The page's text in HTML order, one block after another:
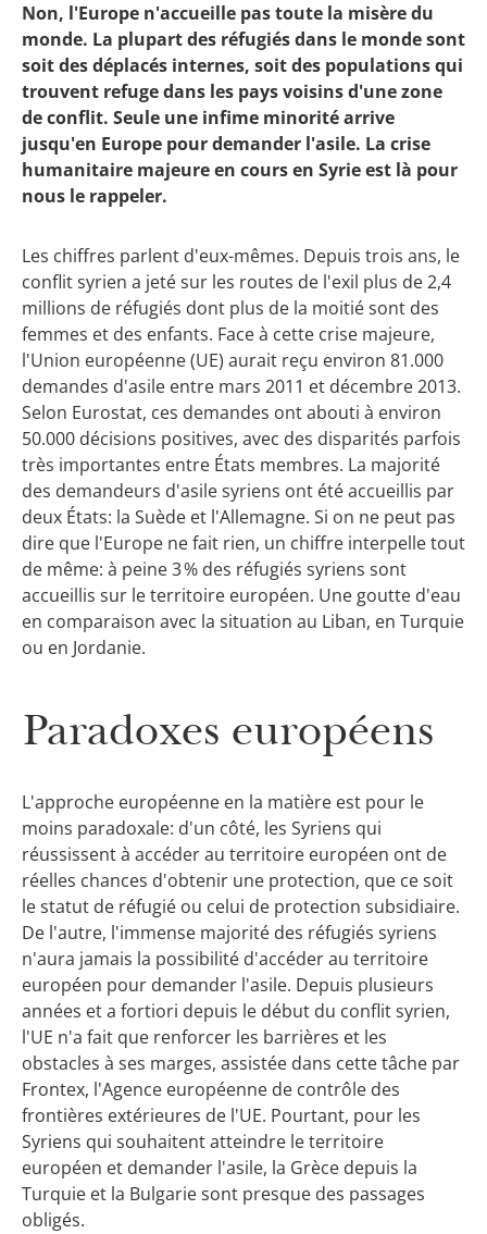
Non, l'Europe n'accueille pas toute la misère du
monde. La plupart des réfugiés dans le monde sont
soit des déplacés internes, soit des populations qui
trouvent refuge dans les pays voisins d'une zone
de conflit. Seule une infime minorité arrive
jusqu'en Europe pour demander l'asile. La crise
humanitaire majeure en cours en Syrie est là pour
nous le rappeler.
Les chiffres parlent d'eux-mêmes. Depuis trois ans, le
conflit syrien a jeté sur les routes de l'exil plus de 2,4
millions de réfugiés dont plus de la moitié sont des
femmes et des enfants. Face à cette crise majeure,
l'Union européenne (UE) aurait reçu environ 81.000
demandes d'asile entre mars 2011 et décembre 2013.
Selon Eurostat, ces demandes ont abouti à environ
50.000 décisions positives, avec des disparités parfois
très importantes entre États membres. La majorité
des demandeurs d'asile syriens ont été accueillis par
deux États: la Suède et l'Allemagne. Si on ne peut pas
dire que l'Europe ne fait rien, un chiffre interpelle tout
de même: à peine 3 % des réfugiés syriens sont
accueillis sur le territoire européen. Une goutte d'eau
en comparaison avec la situation au Liban, en Turquie
ou en Jordanie.
Paradoxes européens
L'approche européenne en la matière est pour le
moins paradoxale: d'un côté, les Syriens qui
réussissent à accéder au territoire européen ont de
réelles chances d'obtenir une protection, que ce soit
le statut de réfugié ou celui de protection subsidiaire.
De l'autre, l'immense majorité des réfugiés syriens
n'aura jamais la possibilité d'accéder au territoire
européen pour demander l'asile. Depuis plusieurs
années et a fortiori depuis le début du conflit syrien,
l'UE n'a fait que renforcer les barrières et les
obstacles à ses marges, assistée dans cette tâche par
Frontex, l'Agence européenne de contrôle des
frontières extérieures de l'UE. Pourtant, pour les
Syriens qui souhaitent atteindre le territoire
européen et demander l'asile, la Grèce depuis la
Turquie et la Bulgarie sont presque des passages
obligés.